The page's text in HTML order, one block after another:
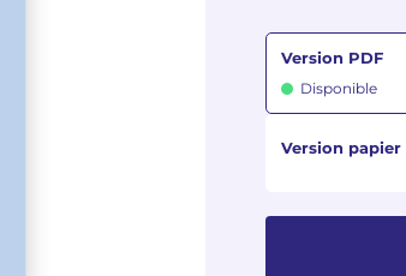
Version PDF
Disponible
Version papier